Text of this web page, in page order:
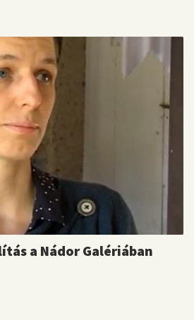
a Nádor Galériában